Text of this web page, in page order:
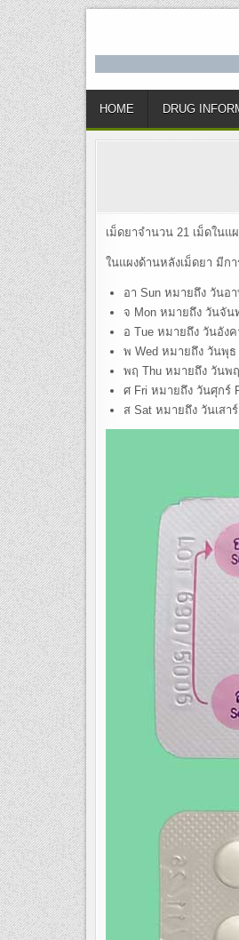
Skip
to
content
HOME DRUG
เม็ดยาจำนวน 21 เม็ดในแ
ในแผงด้านหลังเม็ดยา มีก
อา Sun หมายถึง วันอ
จ Mon หมายถึง วันจัน
อ Tue หมายถึง วันอังค
พ Wed หมายถึง วันพุธ
พฤ Thu หมายถึง วันพ
ศ Fri หมายถึง วันศุกร์
ส Sat หมายถึง วันเสา